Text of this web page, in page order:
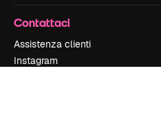
Contattaci
Assistenza clienti
Instagram